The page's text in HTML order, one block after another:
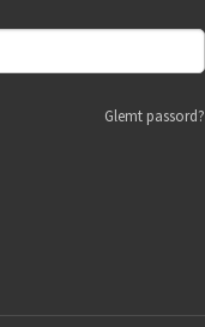
Glemt passord?